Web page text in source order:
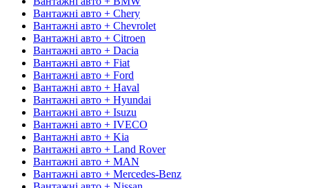
Вантажні авто + Chery
Вантажні авто + Chevrolet
Вантажні авто + Citroen
Вантажні авто + Dacia
Вантажні авто + Fiat
Вантажні авто + Ford
Вантажні авто + Haval
Вантажні авто + Hyundai
Вантажні авто + Isuzu
Вантажні авто + IVECO
Вантажні авто + Kia
Вантажні авто + Land Rover
Вантажні авто + MAN
Вантажні авто + Mercedes-Benz